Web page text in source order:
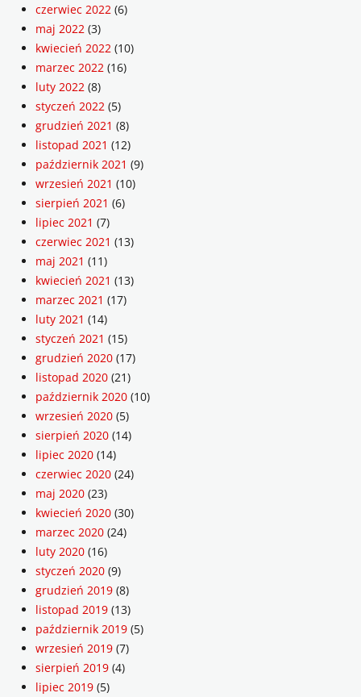
czerwiec 2022 (6)
maj 2022 (3)
kwiecień 2022 (10)
marzec 2022 (16)
luty 2022 (8)
styczeń 2022 (5)
grudzień 2021 (8)
listopad 2021 (12)
październik 2021 (9)
wrzesień 2021 (10)
sierpień 2021 (6)
lipiec 2021 (7)
czerwiec 2021 (13)
maj 2021 (11)
kwiecień 2021 (13)
marzec 2021 (17)
luty 2021 (14)
styczeń 2021 (15)
grudzień 2020 (17)
listopad 2020 (21)
październik 2020 (10)
wrzesień 2020 (5)
sierpień 2020 (14)
lipiec 2020 (14)
czerwiec 2020 (24)
maj 2020 (23)
kwiecień 2020 (30)
marzec 2020 (24)
luty 2020 (16)
styczeń 2020 (9)
grudzień 2019 (8)
listopad 2019 (13)
październik 2019 (5)
wrzesień 2019 (7)
sierpień 2019 (4)
lipiec 2019 (5)